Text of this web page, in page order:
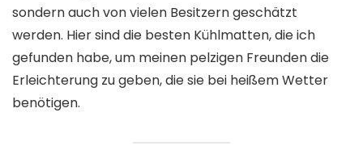
sondern auch von vielen Besitzern geschätzt
werden. Hier sind die besten Kühlmatten, die ich
gefunden habe, um meinen pelzigen Freunden die
Erleichterung zu geben, die sie bei heißem Wetter
benötigen.